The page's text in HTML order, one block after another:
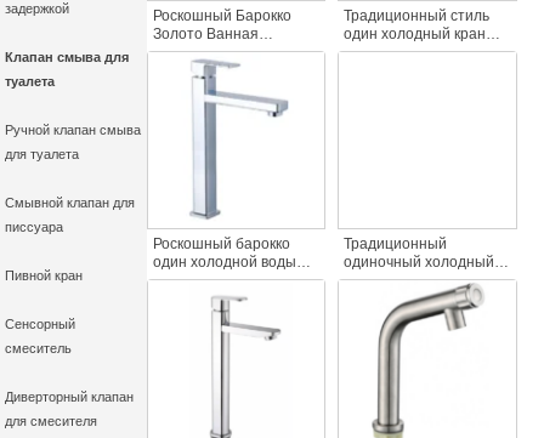
задержкой
Клапан смыва для
туалета
Ручной клапан смыва
для туалета
Смывной клапан для
писсуара
Пивной кран
Сенсорный
смеситель
Диверторный клапан
для смесителя
Роскошный Барокко
Золото Ванная
Бассейн Кран
Одиночный Холодной
Воды Цинк Тела
Квадратный Кран
Традиционный стиль
один холодный кран
для раковины 304
Роскошный барокко
один холодной воды
бассейна кран высокий
цинк тела палубе
монтируется одной
ручкой один холодный
Традиционный
одиночный холодный
смеситель для
раковины из
нержавеющей стали
304 высокий кран для